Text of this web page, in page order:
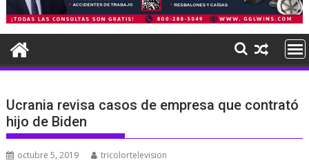
Ucrania revisa casos de empresa que contrató
hijo de Biden
octubre 5, 2019 tricolortelevision